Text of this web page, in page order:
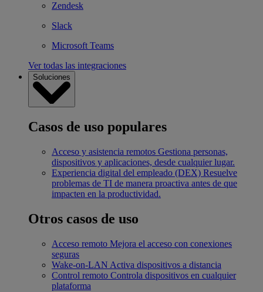
Zendesk
Slack
Microsoft Teams
Ver todas las integraciones
Soluciones
Casos de uso populares
Acceso y asistencia remotos Gestiona personas,
dispositivos y aplicaciones, desde cualquier lugar.
Experiencia digital del empleado (DEX) Resuelve
problemas de TI de manera proactiva antes de que
impacten en la productividad.
Otros casos de uso
Acceso remoto Mejora el acceso con conexiones
seguras
Wake-on-LAN Activa dispositivos a distancia
Control remoto Controla dispositivos en cualquier
plataforma